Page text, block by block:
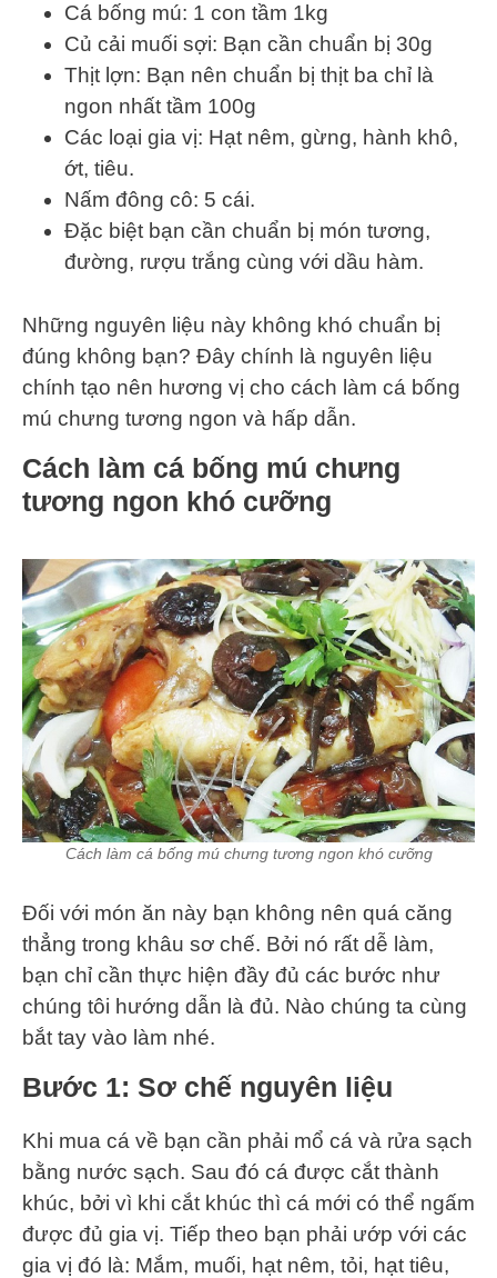
Cá bống mú: 1 con tầm 1kg
Củ cải muối sợi: Bạn cần chuẩn bị 30g
Thịt lợn: Bạn nên chuẩn bị thịt ba chỉ là
ngon nhất tầm 100g
Các loại gia vị: Hạt nêm, gừng, hành khô,
ớt, tiêu.
Nấm đông cô: 5 cái.
Đặc biệt bạn cần chuẩn bị món tương,
đường, rượu trắng cùng với dầu hàm.
Những nguyên liệu này không khó chuẩn bị
đúng không bạn? Đây chính là nguyên liệu
chính tạo nên hương vị cho cách làm cá bống
mú chưng tương ngon và hấp dẫn.
Cách làm cá bống mú chưng
tương ngon khó cưỡng
Cách làm cá bống mú chưng tương ngon khó cưỡng
Đối với món ăn này bạn không nên quá căng
thẳng trong khâu sơ chế. Bởi nó rất dễ làm,
bạn chỉ cần thực hiện đầy đủ các bước như
chúng tôi hướng dẫn là đủ. Nào chúng ta cùng
bắt tay vào làm nhé.
Bước 1: Sơ chế nguyên liệu
Khi mua cá về bạn cần phải mổ cá và rửa sạch
bằng nước sạch. Sau đó cá được cắt thành
khúc, bởi vì khi cắt khúc thì cá mới có thể ngấm
được đủ gia vị. Tiếp theo bạn phải ướp với các
gia vị đó là: Mắm, muối, hạt nêm, tỏi, hạt tiêu,